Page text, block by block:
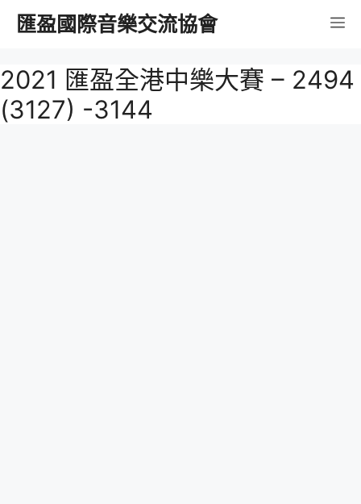
容
匯盈國際音樂交流協會 選
單
2021 匯盈全港中樂大賽 – 2494
(3127) -3144